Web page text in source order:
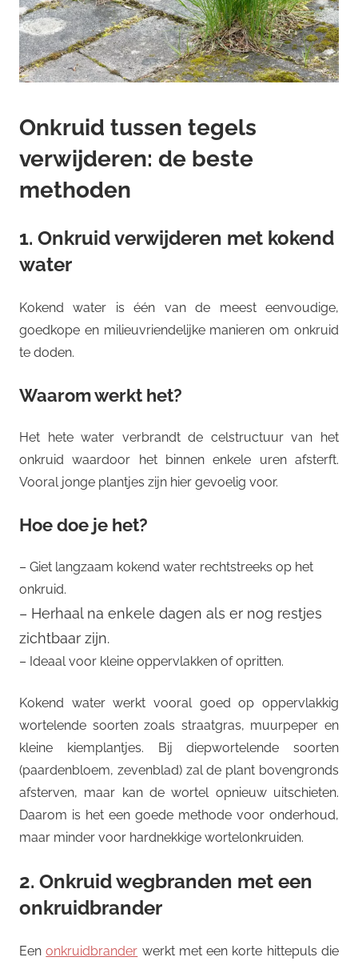
Onkruid tussen tegels
verwijderen: de beste
methoden
1. Onkruid verwijderen met kokend
water
Kokend water is één van de meest eenvoudige,
goedkope en milieuvriendelijke manieren om onkruid
te doden.
Waarom werkt het?
Het hete water verbrandt de celstructuur van het
onkruid waardoor het binnen enkele uren afsterft.
Vooral jonge plantjes zijn hier gevoelig voor.
Hoe doe je het?
– Giet langzaam kokend water rechtstreeks op het
onkruid.
– Herhaal na enkele dagen als er nog restjes
zichtbaar zijn.
– Ideaal voor kleine oppervlakken of opritten.
Kokend water werkt vooral goed op oppervlakkig
wortelende soorten zoals straatgras, muurpeper en
kleine kiemplantjes. Bij diepwortelende soorten
(paardenbloem, zevenblad) zal de plant bovengronds
afsterven, maar kan de wortel opnieuw uitschieten.
Daarom is het een goede methode voor onderhoud,
maar minder voor hardnekkige wortelonkruiden.
2. Onkruid wegbranden met een
onkruidbrander
Eenonkruidbrander werkt met een korte hittepuls die